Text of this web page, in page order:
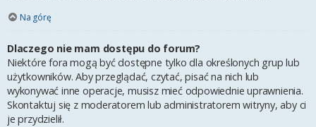
Na górę
Dlaczego nie mam dostępu do forum?
Niektóre fora mogą być dostępne tylko dla określonych grup lub
użytkowników. Aby przeglądać, czytać, pisać na nich lub
wykonywać inne operacje, musisz mieć odpowiednie uprawnienia.
Skontaktuj się z moderatorem lub administratorem witryny, aby ci
je przydzielił.